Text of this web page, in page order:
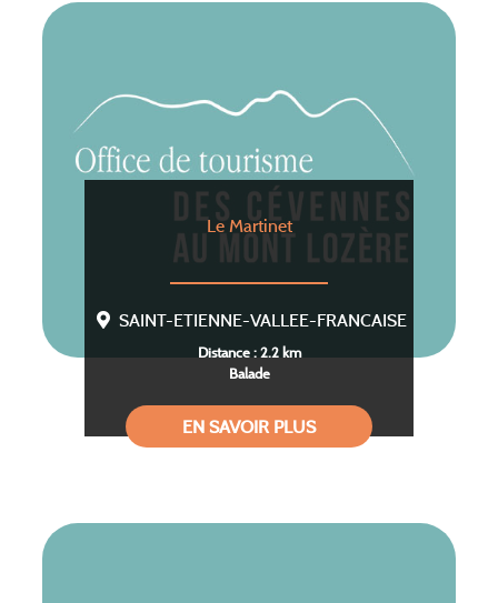
Le Martinet
SAINT-ETIENNE-VALLEE-FRANCAISE
Distance : 2.2 km
Balade
EN SAVOIR PLUS